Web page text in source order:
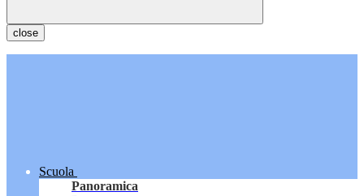
close
Scuola
Panoramica